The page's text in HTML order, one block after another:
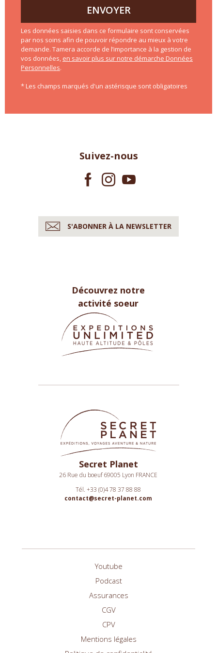
ENVOYER
Les données saisies dans ce formulaire sont conservées
par nos soins afin de pouvoir répondre au mieux à votre
demande. Tamera accorde de l’importance à la gestion de
vos données, en savoir plus sur notre démarche Données
Personnelles.
* Les champs marqués d'un astérisque sont obligatoires
Suivez-nous
S'ABONNER À LA NEWSLETTER
Découvrez notre
activité soeur
Secret Planet
26 Rue du boeuf 69005 Lyon FRANCE
Tél. +33 (0)4 78 37 88 88
contact@secret-planet.com
Youtube
Podcast
Assurances
CGV
CPV
Mentions légales